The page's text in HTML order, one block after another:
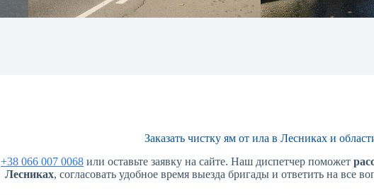
Заказать чистку ям от ила в Лесниках и
+38 066 007 0068 или оставьте заявку на сайте. Наш диспетчер поможет
Лесниках, согласовать удобное время выезда бригады и ответить на все